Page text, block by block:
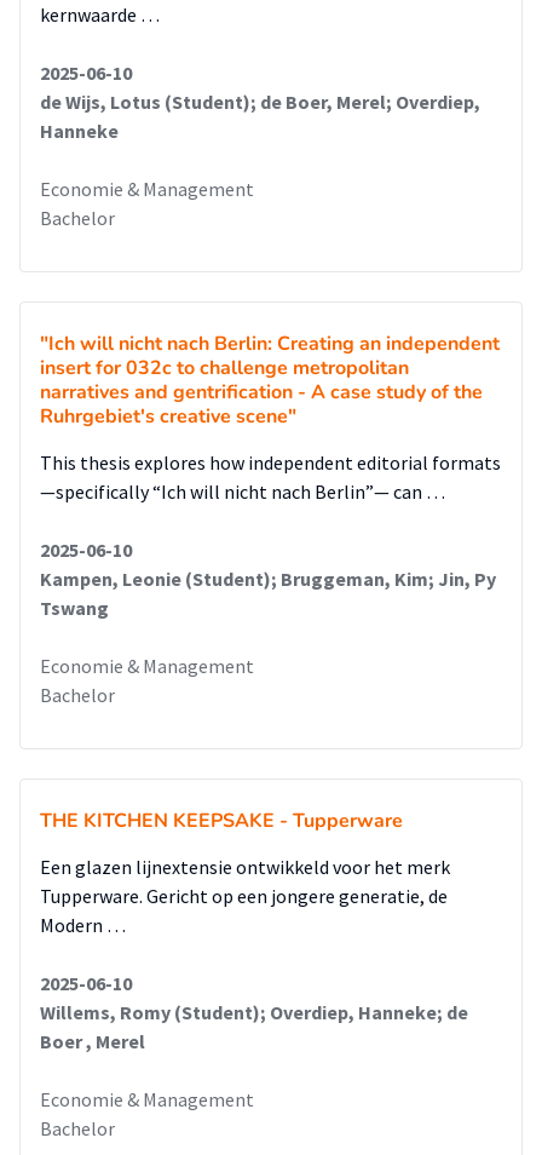
kernwaarde …
2025-06-10
de Wijs, Lotus (Student); de Boer, Merel; Overdiep,
Hanneke
Economie & Management
Bachelor
"Ich will nicht nach Berlin: Creating an independent
insert for 032c to challenge metropolitan
narratives and gentrification - A case study of the
Ruhrgebiet's creative scene"
This thesis explores how independent editorial formats
—specifically “Ich will nicht nach Berlin”— can …
2025-06-10
Kampen, Leonie (Student); Bruggeman, Kim; Jin, Py
Tswang
Economie & Management
Bachelor
THE KITCHEN KEEPSAKE - Tupperware
Een glazen lijnextensie ontwikkeld voor het merk
Tupperware. Gericht op een jongere generatie, de
Modern …
2025-06-10
Willems, Romy (Student); Overdiep, Hanneke; de
Boer , Merel
Economie & Management
Bachelor